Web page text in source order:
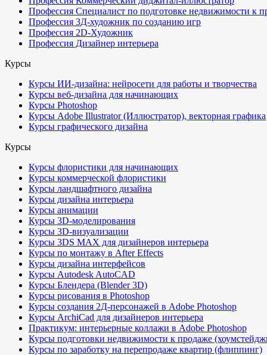
Профессия Специалист по подготовке недвижимости к
Профессия 3Д-художник по созданию игр
Профессия 2D-Художник
Профессия Дизайнер интерьера
Курсы
Курсы ИИ-дизайна: нейросети для работы и творчества
Курсы веб-дизайна для начинающих
Курсы Photoshop
Курсы Adobe Illustrator (Иллюстратор), векторная графика
Курсы графического дизайна
Курсы
Курсы флористики для начинающих
Курсы коммерческой флористики
Курсы ландшафтного дизайна
Курсы дизайна интерьера
Курсы анимации
Курсы 3D-моделирования
Курсы 3D-визуализации
Курсы 3DS MAX для дизайнеров интерьера
Курсы по монтажу в After Effects
Курсы дизайна интерфейсов
Курсы Autodesk AutoCAD
Курсы Блендера (Blender 3D)
Курсы рисования в Photoshop
Курсы создания 2Д-персонажей в Adobe Photoshop
Курсы ArchiCad для дизайнеров интерьера
Практикум: интерьерные коллажи в Adobe Photoshop
Курсы подготовки недвижимости к продаже
Курсы по заработку на перепродаже квартир (флиппинг)